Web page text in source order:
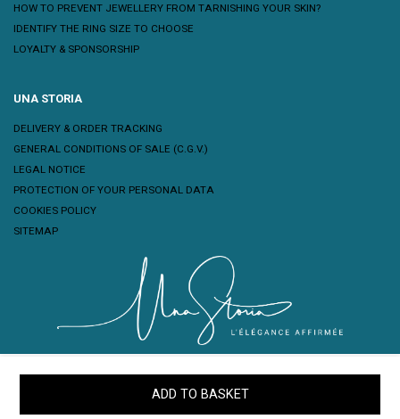
ADD TO BASKET
HOW TO PREVENT JEWELLERY FROM TARNISHING YOUR SKIN?
IDENTIFY THE RING SIZE TO CHOOSE
LOYALTY & SPONSORSHIP
UNA STORIA
DELIVERY & ORDER TRACKING
GENERAL CONDITIONS OF SALE (C.G.V.)
LEGAL NOTICE
PROTECTION OF YOUR PERSONAL DATA
COOKIES POLICY
SITEMAP